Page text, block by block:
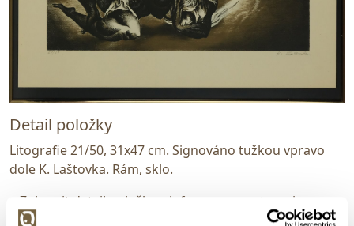
Detail položky
Litografie 21/50, 31x47 cm. Signováno tužkou vpravo
dole K. Laštovka. Rám, sklo.
> Zobrazit detail položky a informace o autorovi